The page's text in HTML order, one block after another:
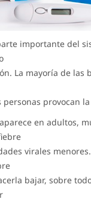
importante del
La mayoría de las
personas provocan
en adultos,
virales
bajar, sobre